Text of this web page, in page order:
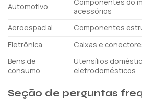
Automotivo
acessórios
Aeroespacial
Componentes
Eletrônica
Caixas e
Bens de
consumo
Utensílios
eletrodomésticos
Seção de perguntas